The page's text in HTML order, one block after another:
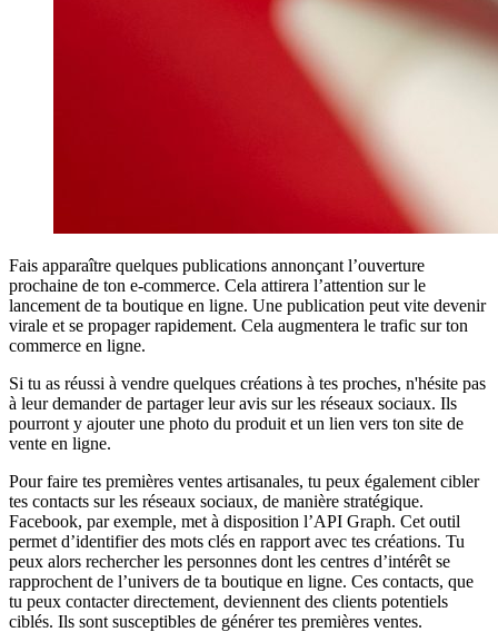
Fais apparaître quelques publications annonçant l’ouverture
prochaine de ton e-commerce. Cela attirera l’attention sur le
lancement de ta boutique en ligne. Une publication peut vite devenir
virale et se propager rapidement. Cela augmentera le trafic sur ton
commerce en ligne.
Si tu as réussi à vendre quelques créations à tes proches, n'hésite pas
à leur demander de partager leur avis sur les réseaux sociaux. Ils
pourront y ajouter une photo du produit et un lien vers ton site de
vente en ligne.
Pour faire tes premières ventes artisanales, tu peux également cibler
tes contacts sur les réseaux sociaux, de manière stratégique.
Facebook, par exemple, met à disposition l’API Graph. Cet outil
permet d’identifier des mots clés en rapport avec tes créations. Tu
peux alors rechercher les personnes dont les centres d’intérêt se
rapprochent de l’univers de ta boutique en ligne. Ces contacts, que
tu peux contacter directement, deviennent des clients potentiels
ciblés. Ils sont susceptibles de générer tes premières ventes.